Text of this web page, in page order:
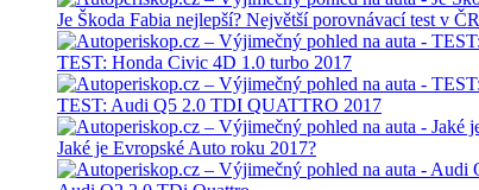
Je Škoda Fabia nejlepší? Největší porovnávací test v ČR
TEST: Honda Civic 4D 1.0 turbo 2017
TEST: Audi Q5 2.0 TDI QUATTRO 2017
Jaké je Evropské Auto roku 2017?